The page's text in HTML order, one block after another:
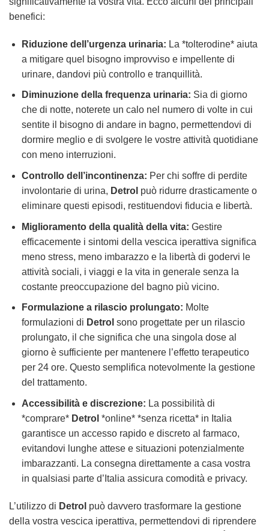
benefici:
Riduzione dell’urgenza urinaria: La *tolterodine* aiuta
a mitigare quel bisogno improvviso e impellente di
urinare, dandovi più controllo e tranquillità.
Diminuzione della frequenza urinaria: Sia di giorno
che di notte, noterete un calo nel numero di volte in cui
sentite il bisogno di andare in bagno, permettendovi di
dormire meglio e di svolgere le vostre attività quotidiane
con meno interruzioni.
Controllo dell’incontinenza: Per chi soffre di perdite
involontarie di urina, Detrol può ridurre drasticamente o
eliminare questi episodi, restituendovi fiducia e libertà.
Miglioramento della qualità della vita: Gestire
efficacemente i sintomi della vescica iperattiva significa
meno stress, meno imbarazzo e la libertà di godervi le
attività sociali, i viaggi e la vita in generale senza la
costante preoccupazione del bagno più vicino.
Formulazione a rilascio prolungato: Molte
formulazioni di Detrol sono progettate per un rilascio
prolungato, il che significa che una singola dose al
giorno è sufficiente per mantenere l’effetto terapeutico
per 24 ore. Questo semplifica notevolmente la gestione
del trattamento.
Accessibilità e discrezione: La possibilità di
*comprare* Detrol *online* *senza ricetta* in Italia
garantisce un accesso rapido e discreto al farmaco,
evitandovi lunghe attese e situazioni potenzialmente
imbarazzanti. La consegna direttamente a casa vostra
in qualsiasi parte d’Italia assicura comodità e privacy.
L’utilizzo di Detrol può davvero trasformare la gestione
della vostra vescica iperattiva, permettendovi di riprendere